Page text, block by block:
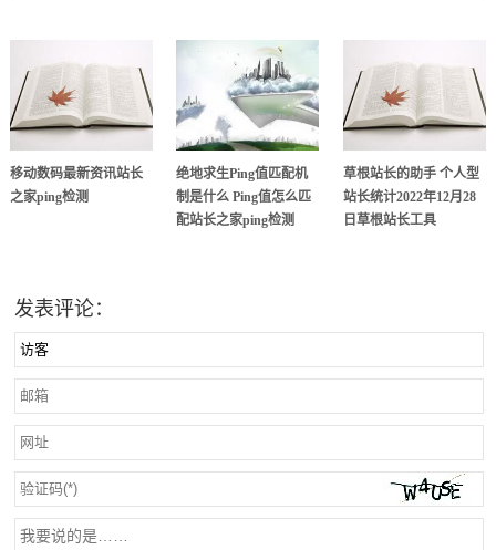
移动数码最新资讯站长
之家ping检测
绝地求生Ping值匹配机
制是什么 Ping值怎么匹
配站长之家ping检测
草根站长的助手 个人型
站长统计2022年12月28
日草根站长工具
发表评论：